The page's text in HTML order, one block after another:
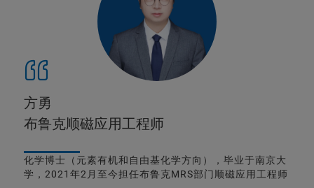
方勇
布鲁克顺磁应用工程师
化学博士（元素有机和自由基化学方向），毕业于南京大
学，2021年2月至今担任布鲁克MRS部门顺磁应用工程师